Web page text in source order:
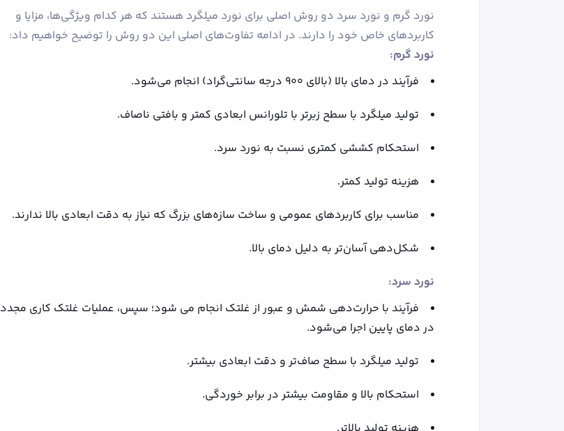
نورد گرم و نورد سرد دو روش اصلی برای نورد میلگرد هستند که هر کدام ویژگی‌ها، مزایا و
کاربردهای خاص خود را دارند. در ادامه تفاوت‌های اصلی این دو روش را توضیح خواهیم داد:
نورد گرم:
فرآیند در دمای بالا (بالای ۹۰۰ درجه سانتی‌گراد) انجام می‌شود.
تولید میلگرد با سطح زبرتر با تلورانس ابعادی کمتر و بافتی ناصاف.
استحکام کششی کمتری نسبت به نورد سرد.
هزینه تولید کمتر.
مناسب برای کاربردهای عمومی و ساخت سازه‌های بزرگ که نیاز به دقت ابعادی بالا ندارند.
شکل‌دهی آسان‌تر به دلیل دمای بالا.
نورد سرد:
فرآیند با حرارت‌دهی شمش و عبور از غلتک انجام می شود؛ سپس، عملیات غلتک کاری مجدد
در دمای پایین اجرا می‌شود.
تولید میلگرد با سطح صاف‌تر و دقت ابعادی بیشتر.
استحکام بالا و مقاومت بیشتر در برابر خوردگی.